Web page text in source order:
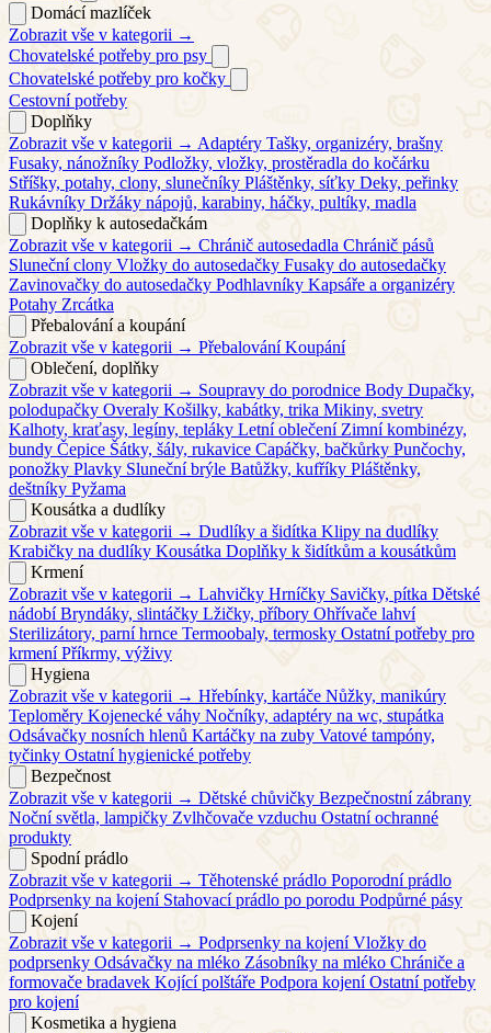
Domácí mazlíček
Zobrazit vše v kategorii →
Chovatelské potřeby pro psy
Chovatelské potřeby pro kočky
Cestovní potřeby
Doplňky
Zobrazit vše v kategorii → Adaptéry Tašky, organizéry, brašny
Fusaky, nánožníky Podložky, vložky, prostěradla do kočárku
Stříšky, potahy, clony, slunečníky Pláštěnky, síťky Deky, peřinky
Rukávníky Držáky nápojů, karabiny, háčky, pultíky, madla
Doplňky k autosedačkám
Zobrazit vše v kategorii → Chránič autosedadla Chránič pásů
Sluneční clony Vložky do autosedačky Fusaky do autosedačky
Zavinovačky do autosedačky Podhlavníky Kapsáře a organizéry
Potahy Zrcátka
Přebalování a koupání
Zobrazit vše v kategorii → Přebalování Koupání
Oblečení, doplňky
Zobrazit vše v kategorii → Soupravy do porodnice Body Dupačky,
polodupačky Overaly Košilky, kabátky, trika Mikiny, svetry
Kalhoty, kraťasy, legíny, tepláky Letní oblečení Zimní kombinézy,
bundy Čepice Šátky, šály, rukavice Capáčky, bačkůrky Punčochy,
ponožky Plavky Sluneční brýle Batůžky, kufříky Pláštěnky,
deštníky Pyžama
Kousátka a dudlíky
Zobrazit vše v kategorii → Dudlíky a šidítka Klipy na dudlíky
Krabičky na dudlíky Kousátka Doplňky k šidítkům a kousátkům
Krmení
Zobrazit vše v kategorii → Lahvičky Hrníčky Savičky, pítka Dětské
nádobí Bryndáky, slintáčky Lžičky, příbory Ohřívače lahví
Sterilizátory, parní hrnce Termoobaly, termosky Ostatní potřeby pro
krmení Příkrmy, výživy
Hygiena
Zobrazit vše v kategorii → Hřebínky, kartáče Nůžky, manikúry
Teploměry Kojenecké váhy Nočníky, adaptéry na wc, stupátka
Odsávačky nosních hlenů Kartáčky na zuby Vatové tampóny,
tyčinky Ostatní hygienické potřeby
Bezpečnost
Zobrazit vše v kategorii → Dětské chůvičky Bezpečnostní zábrany
Noční světla, lampičky Zvlhčovače vzduchu Ostatní ochranné
produkty
Spodní prádlo
Zobrazit vše v kategorii → Těhotenské prádlo Poporodní prádlo
Podprsenky na kojení Stahovací prádlo po porodu Podpůrné pásy
Kojení
Zobrazit vše v kategorii → Podprsenky na kojení Vložky do
podprsenky Odsávačky na mléko Zásobníky na mléko Chrániče a
formovače bradavek Kojící polštáře Podpora kojení Ostatní potřeby
pro kojení
Kosmetika a hygiena